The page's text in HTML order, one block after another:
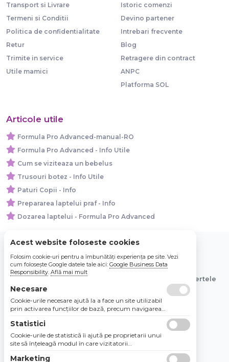
Transport si Livrare
Termeni si Conditii
Politica de confidentialitate
Retur
Trimite in service
Utile mamici
Istoric comenzi
Devino partener
Intrebari frecvente
Blog
Retragere din contract
ANPC
Platforma SOL
Articole utile
Formula Pro Advanced-manual-RO
Formula Pro Advanced - Info Utile
Cum se viziteaza un bebelus
Trusouri botez - Info Utile
Paturi Copii - Info
Prepararea laptelui praf - Info
Dozarea laptelui - Formula Pro Advanced
© 2026 Bebe Nou Online Store SRL
Toate preturile sunt exprimate in lei si includ tva. Ofertele
sunt valabile in limita stocului disponibil.
Acest website foloseste cookies
Folosim cookie-uri pentru a îmbunătăți experiența pe site. Vezi
cum folosește Google datele tale aici: Google Business Data
Responsibility. Află mai mult
Necesare
Cookie-urile necesare ajută la a face un site utilizabil
prin activarea funcţiilor de bază, precum navigarea
Site-ul nu poate funcţiona corespunzător fără aceste
cookie-uri.
Statistici
Cookie-urile de statistică îi ajută pe proprietarii unui
site să înţeleagă modul în care vizitatorii
raportarea informaţiilor în mod anonim.
Marketing